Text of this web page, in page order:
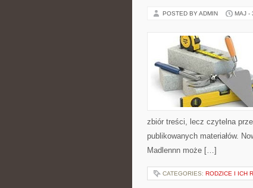
POSTED BY ADMIN MAJ -
zbiór treści, lecz czytelna
publikowanych materiałów.
Madlennn może […]
CATEGORIES: RODZICE I ICH